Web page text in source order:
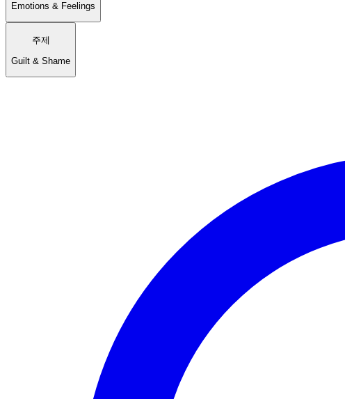
Emotions & Feelings
주제
Guilt & Shame